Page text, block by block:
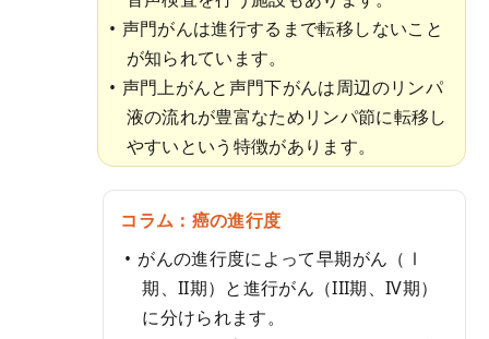
声門がんは進行するまで転移しないこと
が知られています。
声門上がんと声門下がんは周辺のリンパ
液の流れが豊富なためリンパ節に転移し
やすいという特徴があります。
コラム：癌の進行度
がんの進行度によって早期がん（Ⅰ
期、II期）と進行がん（III期、IV期）
に分けられます。